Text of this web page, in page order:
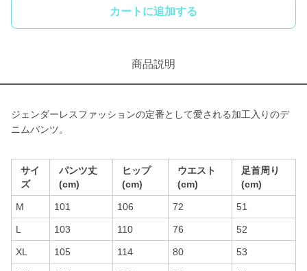
カートに追加する
商品説明
ジェンダーレスファッションの定番として愛される加工入りのデ
ニムパンツ。
サイ
ズ
パンツ丈
(cm)
ヒップ
(cm)
ウエスト
(cm)
足首周り
(cm)
M 101 106 72 51
L 103 110 76 52
XL 105 114 80 53